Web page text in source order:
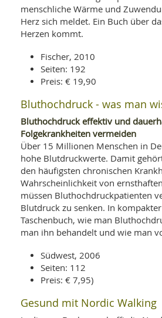
menschliche Wärme und
Herz sich meldet. Ein Buch über
Herzen kommt.
Fischer, 2010
Seiten: 192
Preis: € 19,90
Bluthochdruck - was man
Bluthochdruck effektiv und
Folgekrankheiten vermeiden
Über 15 Millionen Menschen in
hohe Blutdruckwerte. Damit
den häufigsten chronischen
Wahrscheinlichkeit von
müssen Bluthochdruckpatienten
Blutdruck zu senken. In
Taschenbuch, wie man
man ihn behandelt und wie man
Südwest, 2006
Seiten: 112
Preis: € 7,95)
Gesund mit Nordic Walking